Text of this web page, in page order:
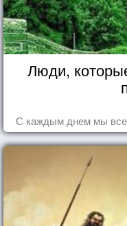
Люди,
С каждым днем мы